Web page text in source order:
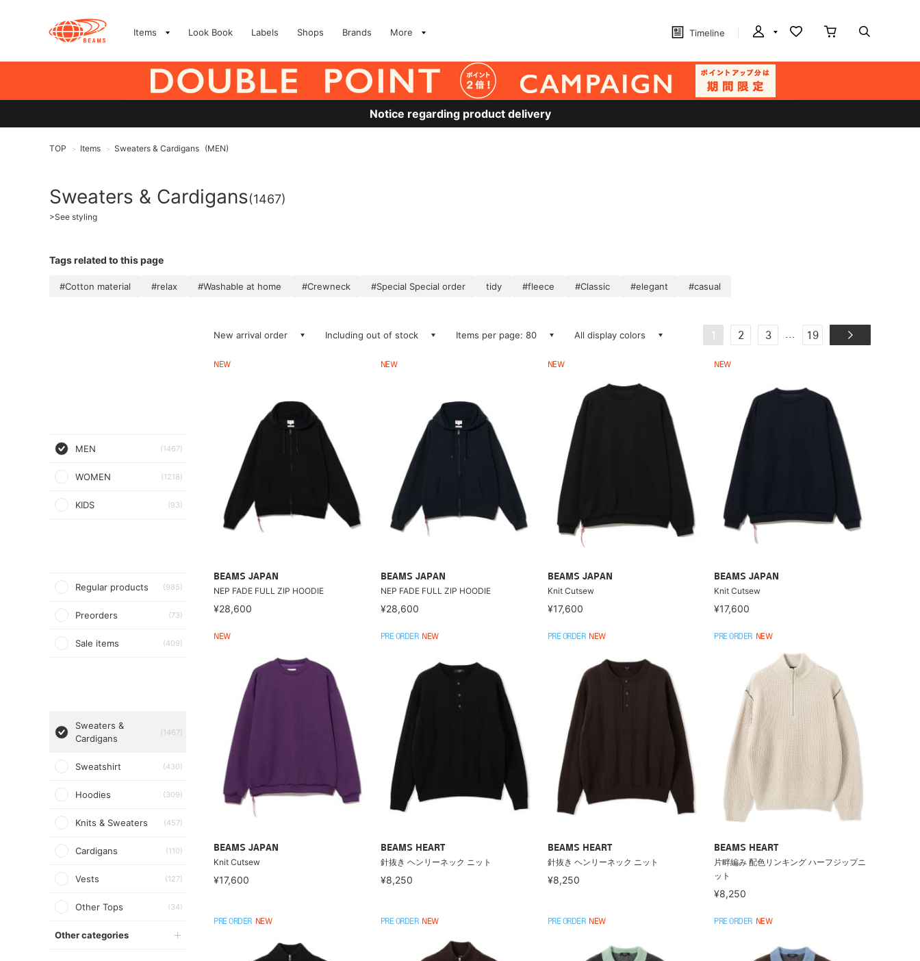
Items Look Book Labels Shops Brands More Timeline
Notice regarding product delivery
TOP > Items > Sweaters & Cardigans (MEN)
Sweaters & Cardigans(1467)
>See styling
Tags related to this page
#Cotton material #relax #Washable at home #Crewneck #Special Special order tidy #fleece #Classic #elegant #casual
MEN (1467)
WOMEN (1218)
KIDS (93)
Regular products (985)
Preorders (73)
Sale items (409)
Sweaters &
Cardigans
(1467)
Sweatshirt (430)
Hoodies (309)
Knits & Sweaters (457)
Cardigans (110)
Vests (127)
Other Tops (34)
Other categories
New arrival order Including out of stock Items per page: 80 All display colors 1 2 3 ... 19
NEW
BEAMS JAPAN
NEP FADE FULL ZIP HOODIE
¥28,600
NEW
BEAMS JAPAN
NEP FADE FULL ZIP HOODIE
¥28,600
NEW
BEAMS JAPAN
Knit Cutsew
¥17,600
NEW
BEAMS JAPAN
Knit Cutsew
¥17,600
NEW
BEAMS JAPAN
Knit Cutsew
¥17,600
PRE ORDER NEW
BEAMS HEART
針抜き ヘンリーネック ニット
¥8,250
PRE ORDER NEW
BEAMS HEART
針抜き ヘンリーネック ニット
¥8,250
PRE ORDER NEW
BEAMS HEART
片畔編み 配色リンキング ハーフジップニ
ット
¥8,250
PRE ORDER NEW PRE ORDER NEW PRE ORDER NEW PRE ORDER NEW